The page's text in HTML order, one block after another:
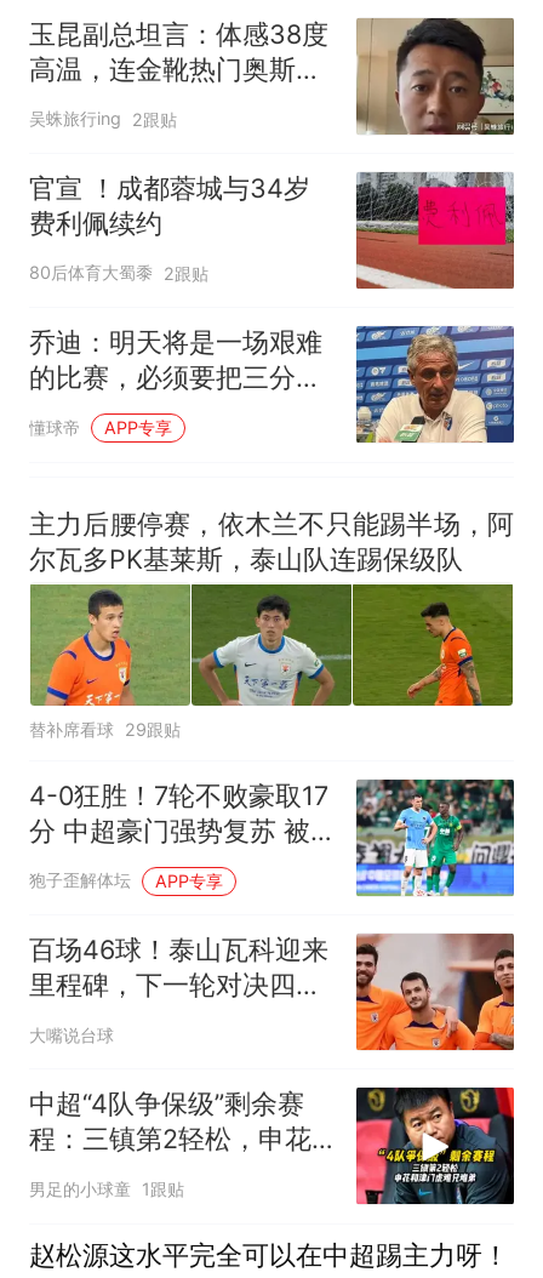
核查
力已达15级 最新研判
热
那个在床头放菜刀的女孩，
因老师一句“跟我回家”改写了
玉昆副总坦言：体感38度
高温，连金靴热门奥斯卡
都拼到抽筋
吴蛛旅行ing 2跟贴
官宣 ！成都蓉城与34岁
费利佩续约
80后体育大蜀黍 2跟贴
乔迪：明天将是一场艰难
的比赛，必须要把三分留
在我们的主场
懂球帝 APP专享
主力后腰停赛，依木兰不只能踢半场，阿
尔瓦多PK基莱斯，泰山队连踢保级队
替补席看球 29跟贴
4-0狂胜！7轮不败豪取17
分 中超豪门强势复苏 被
扣5分依旧跻身前三
狍子歪解体坛 APP专享
百场46球！泰山瓦科迎来
里程碑，下一轮对决四连
胜津门虎迎来考验
大嘴说台球
中超“4队争保级”剩余赛
程：三镇第2轻松，申花
和津门虎难兄难弟
男足的小球童 1跟贴
赵松源这水平完全可以在中超踢主力呀！